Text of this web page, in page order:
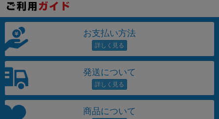
お支払い方法
発送について
商品について